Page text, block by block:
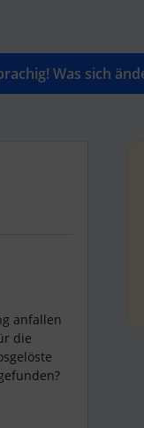
Was sich
anfallen
die